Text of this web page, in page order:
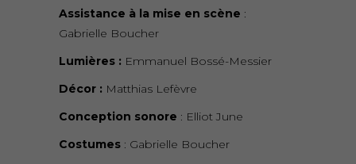
Assistance à la mise en scène :
Gabrielle Boucher
Lumières : Emmanuel Bossé-Messier
Décor : Matthias Lefèvre
Conception sonore : Elliot June
Costumes : Gabrielle Boucher